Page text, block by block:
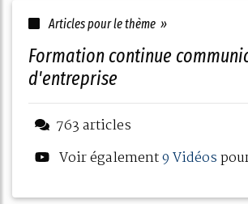
Articles pour le thème »
formation continue communication
d'entreprise
763 articles
Voir également9 Vidéos